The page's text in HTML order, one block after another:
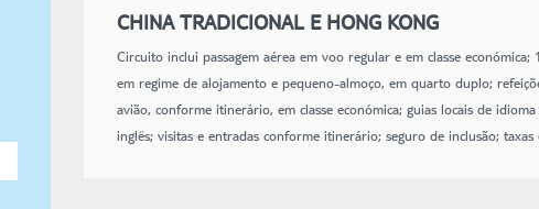
CHINA TRADICIONAL E HONG KONG
Circuito inclui passagem aérea em voo regular e em classe
em regime de alojamento e pequeno-almoço, em quarto duplo;
avião, conforme itinerário, em classe económica; guias locais de
inglês; visitas e entradas conforme itinerário; seguro de inclusão;